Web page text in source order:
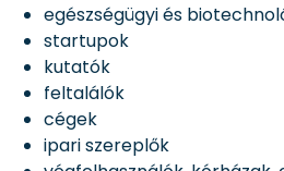
egészségügyi és
startupok
kutatók
feltalálók
cégek
ipari szereplők